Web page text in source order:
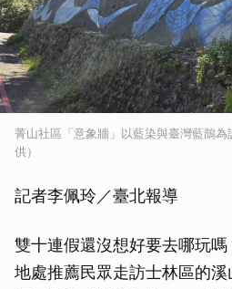
菁山社區「意象牆」以藍染與臺灣藍鵲
供）
記者李佩玲／臺北報導
雙十連假還沒想好要去哪玩
地處推薦民眾走訪士林區的